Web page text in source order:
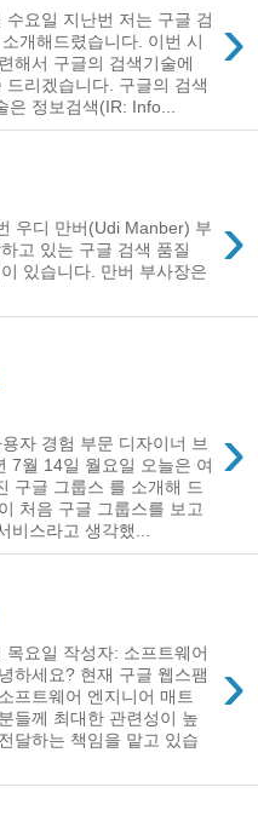
›
요일 지난번 저는 구글 검
개해드렸습니다. 이번 시
해서 구글의 검색기술에
리겠습니다. 구글의 검색
정보검색(IR: Info...
›
우디 만버(Udi Manber) 부
고 있는 구글 검색 품질
있습니다. 만버 부사장은
›
자 경험 부문 디자이너 브
7월 14일 월요일 오늘은 여
구글 그룹스 를 소개해 드
처음 구글 그룹스를 보고
비스라고 생각했...
›
요일 작성자: 소프트웨어
하세요? 현재 구글 웹스팸
프트웨어 엔지니어 매트
들께 최대한 관련성이 높
달하는 책임을 맡고 있습